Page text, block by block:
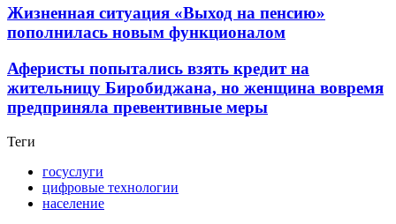
Жизненная ситуация «Выход на пенсию»
пополнилась новым функционалом
Аферисты попытались взять кредит на
жительницу Биробиджана, но женщина вовремя
предприняла превентивные меры
Теги
госуслуги
цифровые технологии
население